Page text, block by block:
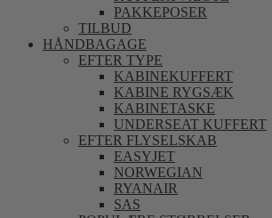
PAKKEPOSER
TILBUD
HÅNDBAGAGE
EFTER TYPE
KABINEKUFFERT
KABINE RYGSÆK
KABINETASKE
UNDERSEAT KUFFERT
EFTER FLYSELSKAB
EASYJET
NORWEGIAN
RYANAIR
SAS